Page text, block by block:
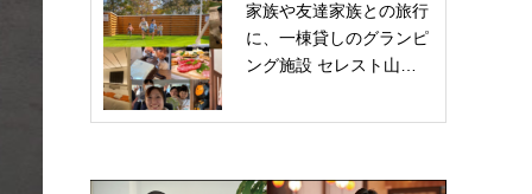
家族や友達家族との旅行
に、一棟貸しのグランピ
ング施設 セレスト山…